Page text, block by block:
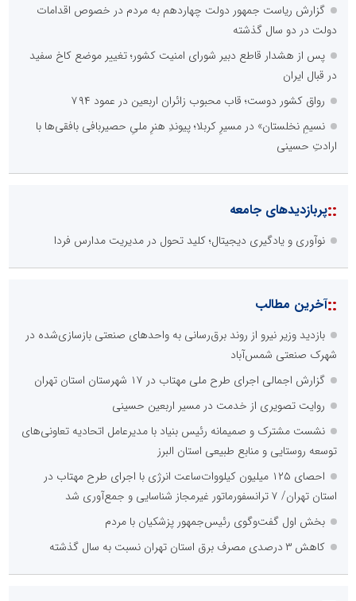
گزارش ریاست جمهور دولت چهاردهم به مردم در خصوص اقدامات
دولت در دو سال گذشته
پس از هشدار قاطع دبیر شورای امنیت کشور؛ تغییر موضع کاخ سفید
در قبال ایران
رواق کشور دوست؛ قاب محبوب زائران اربعین در عمود ۷۹۴
نسیمِ نخلستان» در مسیرِ کربلا؛ پیوندِ هنرِ ملیِ حصیربافی بافقی‌ها با
ارادتِ حسینی
::پربازدیدهای جامعه
نوآوری و یادگیری دیجیتال؛ کلید تحول در مدیریت مدارس فردا
::آخرین مطالب
بازدید وزیر نیرو از روند برق‌رسانی به واحدهای صنعتی بازسازی‌شده در
شهرک صنعتی شمس‌آباد
گزارش اجمالی اجرای طرح ملی مهتاب در ۱۷ شهرستان استان تهران
روایت تصویری از خدمت در مسیر اربعین حسینی
نشست مشترک و صمیمانه رئیس بنیاد با مدیرعامل اتحادیه تعاونی‌های
توسعه روستایی و منابع طبیعی استان البرز
احصای ۱۲۵ میلیون کیلووات‌ساعت انرژی با اجرای طرح مهتاب در
استان تهران/ ۷ ترانسفورماتور غیرمجاز شناسایی و جمع‌آوری شد
بخش اول گفت‌وگوی رئیس‌جمهور پزشکیان با مردم
کاهش ۳ درصدی مصرف برق استان تهران نسبت به سال گذشته